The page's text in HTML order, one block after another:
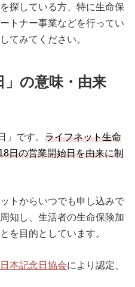
探している方、特に生命保
トナー事業などを行ってい
てみてください。
」の意味・由来
」です。 ライフネット生命
日の営業開始日を由来に制
トからいつでも申し込みで
知し、生活者の生命保険加
を目的としています。
本記念日協会により認定、